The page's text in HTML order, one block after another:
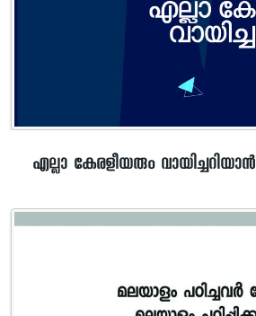
എല്ലാ കേരളീയരും വായിച്ചറിയാന്‍